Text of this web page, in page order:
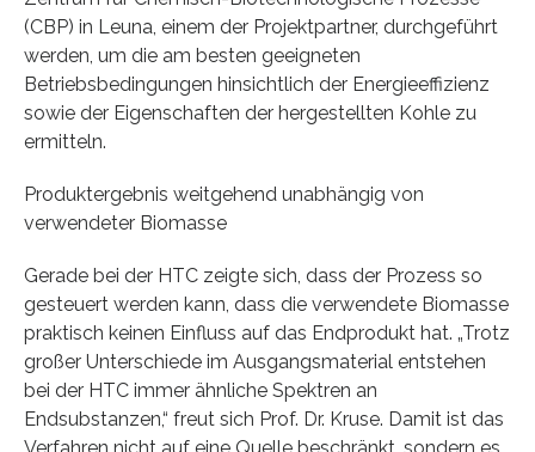
(CBP) in Leuna, einem der Projektpartner, durchgeführt
werden, um die am besten geeigneten
Betriebsbedingungen hinsichtlich der Energieeffizienz
sowie der Eigenschaften der hergestellten Kohle zu
ermitteln.
Produktergebnis weitgehend unabhängig von
verwendeter Biomasse
Gerade bei der HTC zeigte sich, dass der Prozess so
gesteuert werden kann, dass die verwendete Biomasse
praktisch keinen Einfluss auf das Endprodukt hat. „Trotz
großer Unterschiede im Ausgangsmaterial entstehen
bei der HTC immer ähnliche Spektren an
Endsubstanzen,“ freut sich Prof. Dr. Kruse. Damit ist das
Verfahren nicht auf eine Quelle beschränkt, sondern es